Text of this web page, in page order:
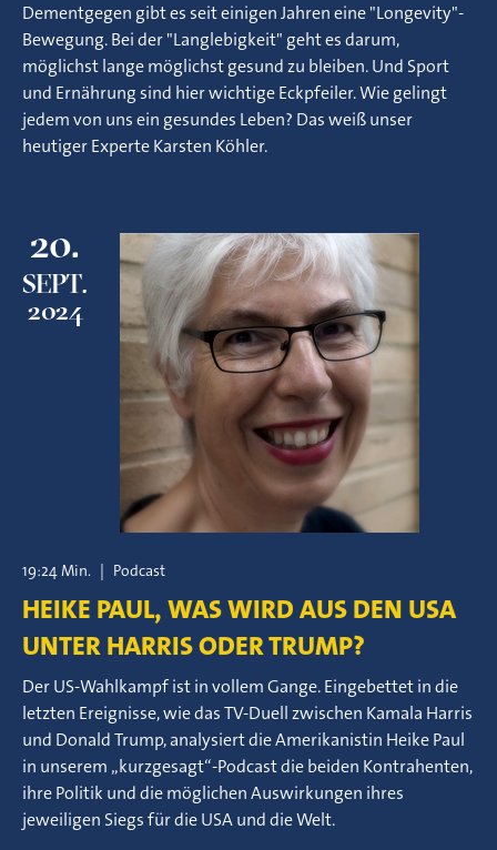
Dementgegen gibt es seit einigen Jahren eine "Longevity"-
Bewegung. Bei der "Langlebigkeit" geht es darum,
möglichst lange möglichst gesund zu bleiben. Und Sport
und Ernährung sind hier wichtige Eckpfeiler. Wie gelingt
jedem von uns ein gesundes Leben? Das weiß unser
heutiger Experte Karsten Köhler.
20.
SEPT.
2024
19:24 Min. | Podcast
HEIKE PAUL, WAS WIRD AUS DEN USA
UNTER HARRIS ODER TRUMP?
Der US-Wahlkampf ist in vollem Gange. Eingebettet in die
letzten Ereignisse, wie das TV-Duell zwischen Kamala Harris
und Donald Trump, analysiert die Amerikanistin Heike Paul
in unserem „kurzgesagt“-Podcast die beiden Kontrahenten,
ihre Politik und die möglichen Auswirkungen ihres
jeweiligen Siegs für die USA und die Welt.